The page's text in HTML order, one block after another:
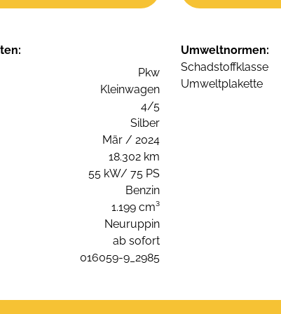
Pkw
Kleinwagen
4/5
Silber
Mär / 2024
18.302 km
55 kW/ 75 PS
Benzin
1.199 cm³
Neuruppin
ab sofort
016059-9_2985
Umweltnormen:
Schadstoffklasse
Umweltplakette